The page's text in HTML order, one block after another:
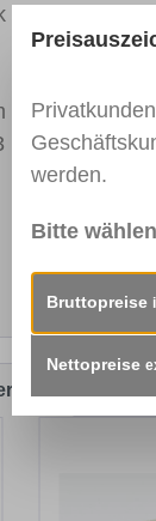
Vinyl
Batterien
...
werden.
Bitte
Bruttopreise
Nettopreise